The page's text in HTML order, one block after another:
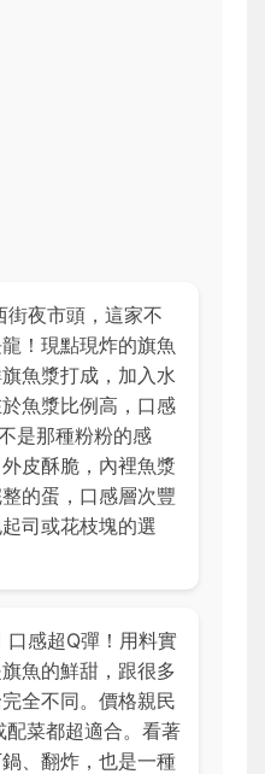
街夜市頭，這家不
！現點現炸的旗魚
魚漿打成，加入水
魚漿比例高，口感
是那種粉粉的感
皮酥脆，內裡魚漿
的蛋，口感層次豐
司或花枝塊的選
口感超Q彈！用料實
魚的鮮甜，跟很多
全不同。價格親民
配菜都超適合。看著
、翻炸，也是一種